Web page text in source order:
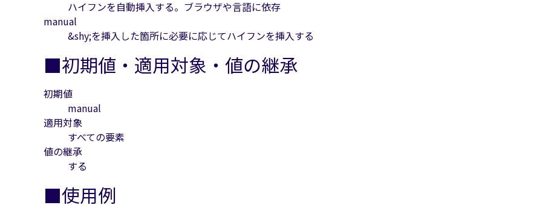
ハイフンを自動挿入する。ブラウザや言語に依存
manual
&shy;を挿入した箇所に必要に応じてハイフンを挿入する
■初期値・適用対象・値の継承
初期値
manual
適用対象
すべての要素
値の継承
する
■使用例